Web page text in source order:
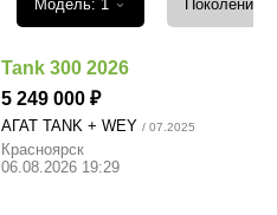
Модель: 1 Поколение
Tank 300 2026
5 249 000
АГАТ TANK + WEY / 07.2025
Красноярск
06.08.2026 19:29